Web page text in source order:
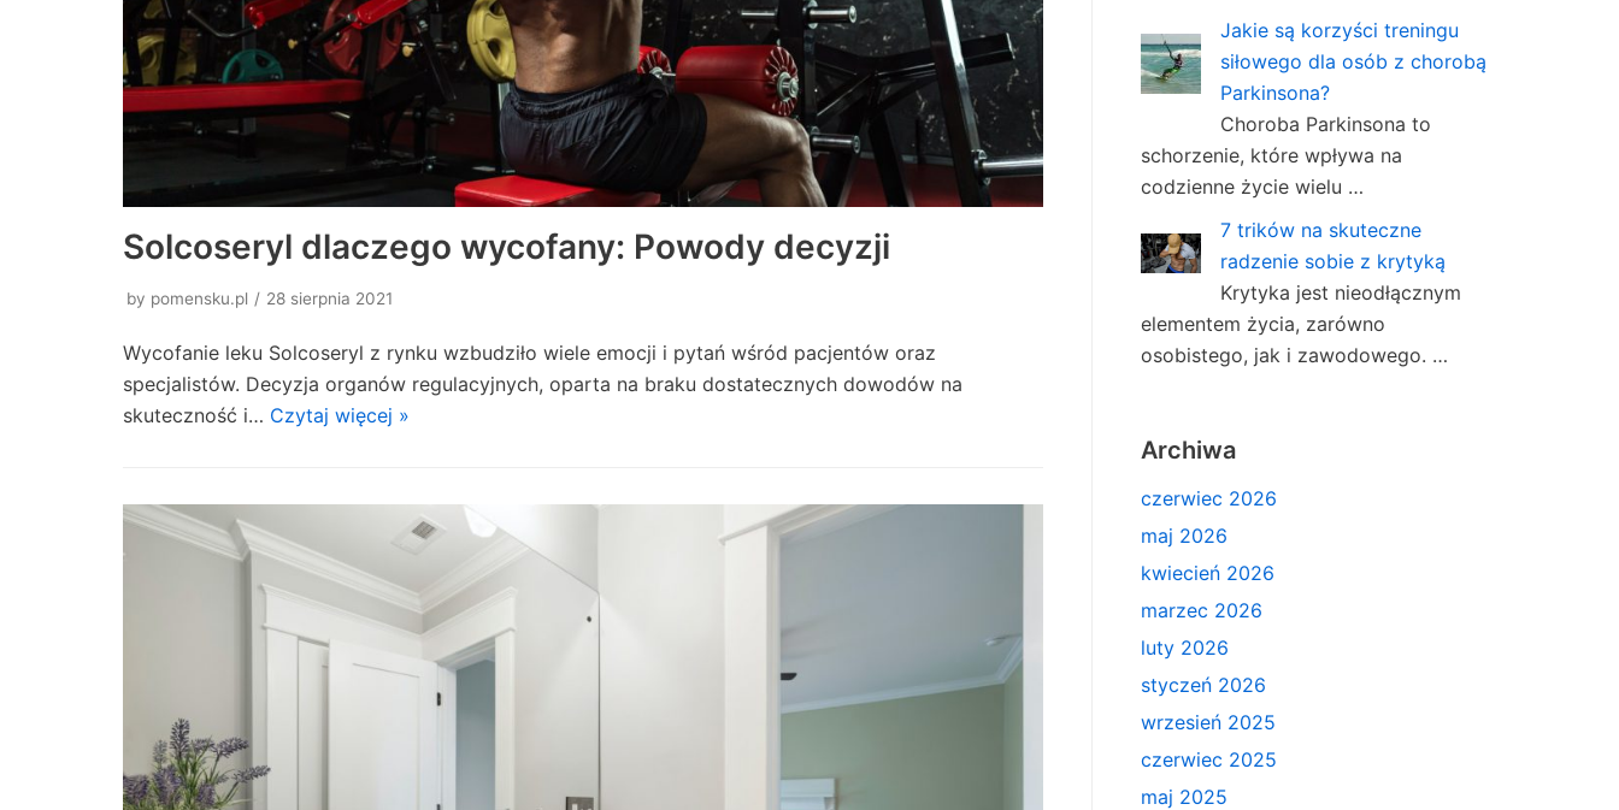
Solcoseryl dlaczego wycofany: Powody decyzji
by pomensku.pl 28 sierpnia 2021
Wycofanie leku Solcoseryl z rynku wzbudziło wiele emocji i pytań wśród pacjentów oraz
specjalistów. Decyzja organów regulacyjnych, oparta na braku dostatecznych dowodów na
skuteczność i… Czytaj więcej »
Jakie są korzyści treningu
siłowego dla osób z chorobą
Parkinsona?
Choroba Parkinsona to
schorzenie, które wpływa na
codzienne życie wielu …
7 trików na skuteczne
radzenie sobie z krytyką
Krytyka jest nieodłącznym
elementem życia, zarówno
osobistego, jak i zawodowego. …
Archiwa
czerwiec 2026
maj 2026
kwiecień 2026
marzec 2026
luty 2026
styczeń 2026
wrzesień 2025
czerwiec 2025
maj 2025